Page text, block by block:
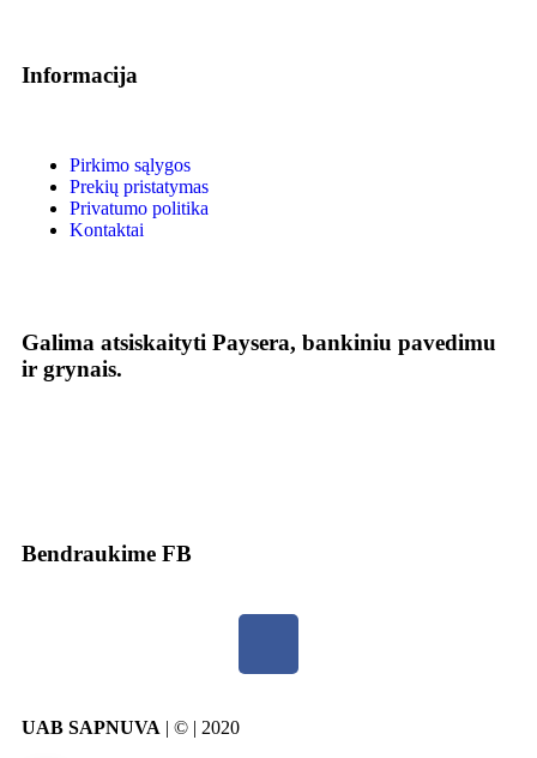
Informacija
Pirkimo sąlygos
Prekių pristatymas
Privatumo politika
Kontaktai
Galima atsiskaityti Paysera, bankiniu pavedimu
ir grynais.
Bendraukime FB
UAB SAPNUVA | © | 2020